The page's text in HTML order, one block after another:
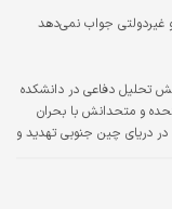
پس از حمله حماس در ۷ اکتبر، حزب‌الله با حمله
شمال سرزمین‌های اشغالی
تحت فشار قرار دادن
نیروهای…
و غیردولتی جواب نمی‌دهد
تحلیل دفاعی در دانشکده
و متحدانش با بحران
در دریای چین جنوبی تهدید و
ایران تهدید به
حملات موشکی خود را به